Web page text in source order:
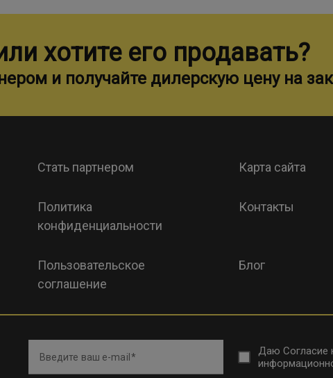
хотите его продавать?
и получайте дилерскую цену на
Стать партнером Карта сайта
Политика
конфиденциальности
Контакты
Пользовательское
соглашение
Блог
Введите ваш e-mail Даю Согласие